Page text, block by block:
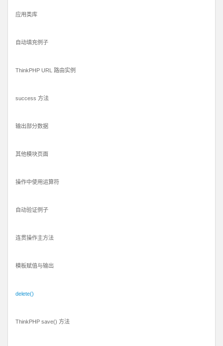
应用类库
自动填充例子
ThinkPHP URL 路由实例
success 方法
输出部分数据
其他模块页面
操作中使用运算符
自动验证例子
连贯操作主方法
模板赋值与输出
delete()
ThinkPHP save() 方法